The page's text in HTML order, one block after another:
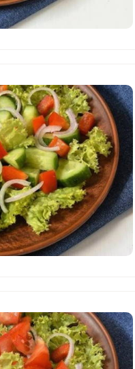
16.8 мкг
53 мкг
11.9 мкг
4.3 мг
253 мкг
3 мкг